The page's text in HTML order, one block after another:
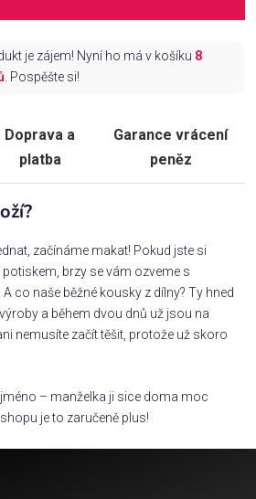
je zájem! Nyní ho má v košíku 8
. Pospěšte si!
Doprava a
platba
Garance vrácení
peněz
začínáme makat! Pokud jste si
brzy se vám ozveme s
co naše běžné kousky z dílny? Ty hned
a během dvou dnů už jsou na
nemusíte začít těšit, protože už skoro
– manželka ji sice doma moc
je to zaručeně plus!